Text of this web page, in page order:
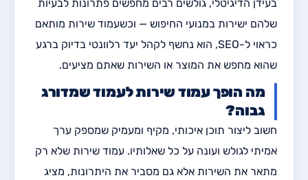
בעידן הדיגיטלי, גולשים רבים מחפשים פתרונות לבעיות
שלהם ישירות במנועי החיפוש — וכשעמוד שירות מותאם
כראוי ל-SEO, הוא נחשף לקהל יעד רלוונטי בדיוק ברגע
שהוא מחפש את המוצר או השירות שאתם מציעים.
מה הופך עמוד שירות לעמוד שמדורג
גבוה?
חשוב ליצור תוכן איכותי, מקיף ומעמיק שמספק ערך
אמיתי לגולש ועונה על כל שאלותיו. עמוד שירות שלא רק
מתאר את השירות אלא גם מסביר את היתרונות, מציג